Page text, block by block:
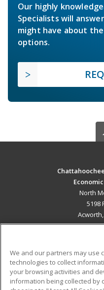
Our highly
Specialists will
might have about
options.
North
5198
Military
We and our partners may use
technologies to collect
your browsing activities and
information being collected by